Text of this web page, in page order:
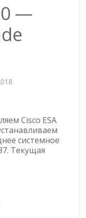
—
Cisco ESA
системное
Текущая